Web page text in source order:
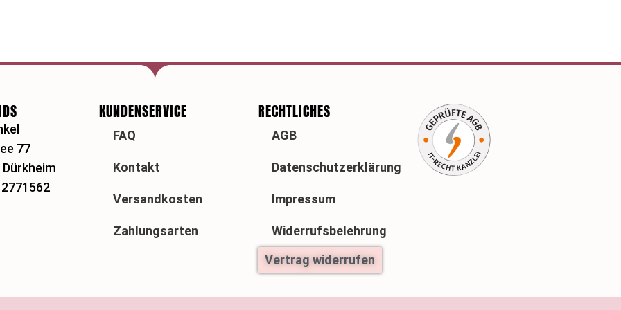
77
Dürkheim
KUNDENSERVICE
FAQ
Kontakt
Versandkosten
Zahlungsarten
RECHTLICHES
AGB
Datenschutzerklärung
Impressum
Widerrufsbelehrung
Vertrag widerrufen